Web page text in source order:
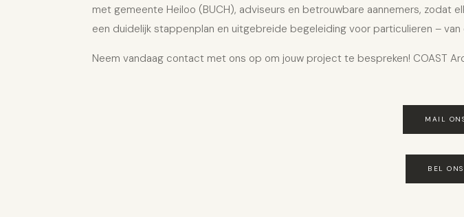
met gemeente Heiloo (BUCH), adviseurs en betrouwbare aannemers, zodat
een duidelijk stappenplan en uitgebreide begeleiding voor particulieren –
Neem vandaag contact met ons op om jouw project te bespreken! COAST
MAIL
BEL